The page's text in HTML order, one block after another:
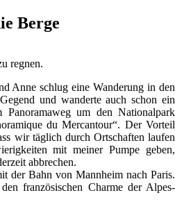
Berge
regnen.
Anne schlug eine Wanderung in den
und wanderte auch schon ein
um den Nationalpark
du Mercantour“. Der Vorteil
wir täglich durch Ortschaften laufen
mit meiner Pumpe geben,
abbrechen.
der Bahn von Mannheim nach Paris.
französischen Charme der Alpes-